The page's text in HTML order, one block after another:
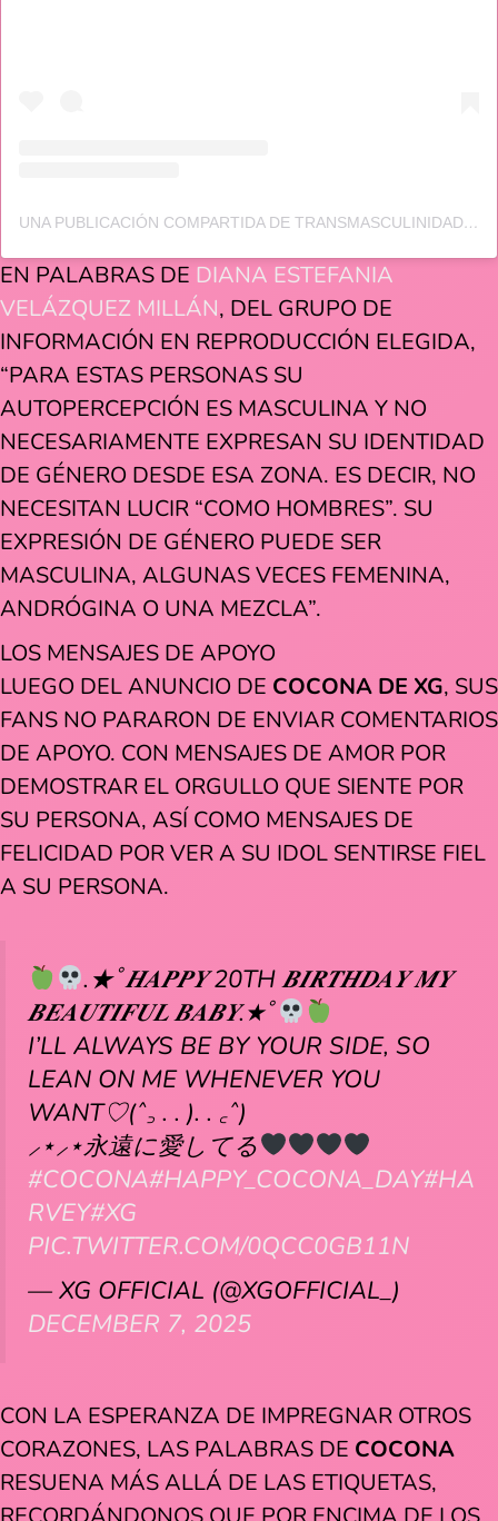
UNA PUBLICACIÓN COMPARTIDA DE TRANSMASCULINIDADES MX (@TRANSMASCULINIDADESMX)
EN PALABRAS DE DIANA ESTEFANIA
VELÁZQUEZ MILLÁN, DEL GRUPO DE
INFORMACIÓN EN REPRODUCCIÓN ELEGIDA,
“PARA ESTAS PERSONAS SU
AUTOPERCEPCIÓN ES MASCULINA Y NO
NECESARIAMENTE EXPRESAN SU IDENTIDAD
DE GÉNERO DESDE ESA ZONA. ES DECIR, NO
NECESITAN LUCIR “COMO HOMBRES”. SU
EXPRESIÓN DE GÉNERO PUEDE SER
MASCULINA, ALGUNAS VECES FEMENINA,
ANDRÓGINA O UNA MEZCLA”.
LOS MENSAJES DE APOYO
LUEGO DEL ANUNCIO DE COCONA DE XG, SUS
FANS NO PARARON DE ENVIAR COMENTARIOS
DE APOYO. CON MENSAJES DE AMOR POR
DEMOSTRAR EL ORGULLO QUE SIENTE POR
SU PERSONA, ASÍ COMO MENSAJES DE
FELICIDAD POR VER A SU IDOL SENTIRSE FIEL
A SU PERSONA.
︎.★ﾟ𝑯𝑨𝑷𝑷𝒀 20TH 𝑩𝑰𝑹𝑻𝑯𝑫𝑨𝒀 𝑴𝒀
𝑩𝑬𝑨𝑼𝑻𝑰𝑭𝑼𝑳 𝑩𝑨𝑩𝒀.★ﾟ
I’LL ALWAYS BE BY YOUR SIDE, SO
LEAN ON ME WHENEVER YOU
WANT♡(ˆ꜆ . . ). . ꜀ˆ)
⸝⋆⸝⋆永遠に愛してる
#COCONA#HAPPY_COCONA_DAY#HA
RVEY#XG
PIC.TWITTER.COM/0QCC0GB11N
— XG OFFICIAL (@XGOFFICIAL_)
DECEMBER 7, 2025
CON LA ESPERANZA DE IMPREGNAR OTROS
CORAZONES, LAS PALABRAS DE COCONA
RESUENA MÁS ALLÁ DE LAS ETIQUETAS,